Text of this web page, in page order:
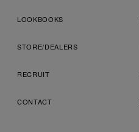
LOOKBOOKS
STORE/DEALERS
RECRUIT
CONTACT